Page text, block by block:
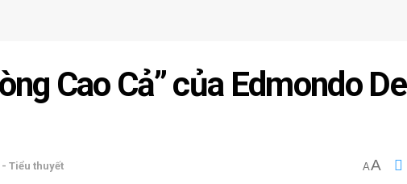
Cao Cả” của Edmondo De
Tiểu thuyết AA